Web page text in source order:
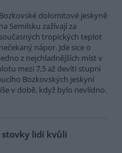
Bozkovské dolomitové jeskyně
na Semilsku zažívají za
současných tropických teplot
nečekaný nápor. Jde sice o
jedno z nejchladnějších míst v
mezi 7,5 až devíti stupni
Bozkovských jeskyní
v době, když bylo nevlídno.
lidí kvůli